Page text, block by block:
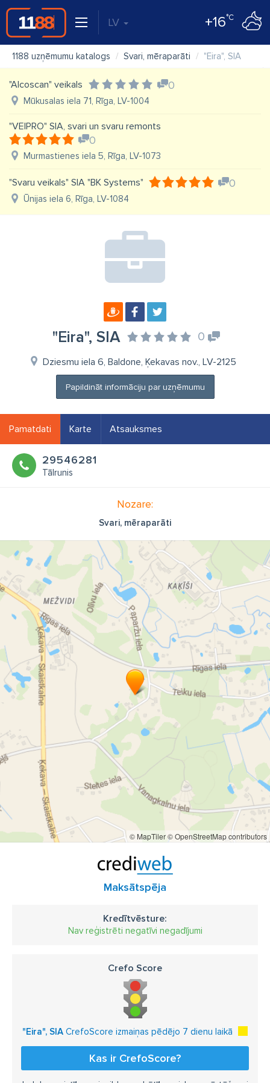
LV +16°C
1188 uzņēmumu katalogs Svari, mēraparāti "Eira", SIA
"Alcoscan" veikals 0
Mūkusalas iela 71, Rīga, LV-1004
"VEIPRO" SIA, svari un svaru remonts
0
Murmastienes iela 5, Rīga, LV-1073
"Svaru veikals" SIA "BK Systems" 0
Ūnijas iela 6, Rīga, LV-1084
"Eira", SIA 0
Dziesmu iela 6, Baldone, Ķekavas nov., LV-2125
Papildināt informāciju par uzņēmumu
Pamatdati Karte Atsauksmes
29546281
Tālrunis
Nozare:
Svari, mēraparāti
© MapTiler© OpenStreetMap contributors
Maksātspēja
Kredītvēsture:
Nav reģistrēti negatīvi negadījumi
Crefo Score
"Eira", SIA CrefoScore izmaiņas pēdējo 7 dienu laikā
Kas ir CrefoScore?